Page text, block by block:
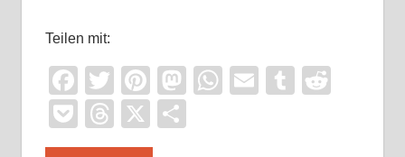
Teilen mit:
Facebook
TwitterPinterest
Mastodon
WhatsApp
EmailTumblr
PocketThreads
X